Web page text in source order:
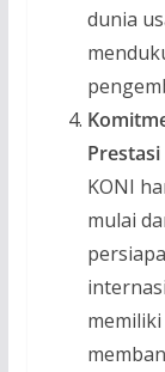
dunia
Prestasi
KONI
mulai